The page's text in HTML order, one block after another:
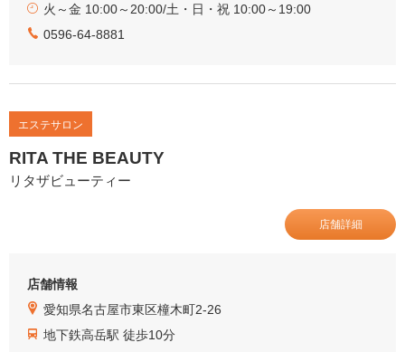
火～金 10:00～20:00/土・日・祝 10:00～19:00
0596-64-8881
エステサロン
RITA THE BEAUTY
リタザビューティー
店舗詳細
店舗情報
愛知県名古屋市東区橦木町2-26
地下鉄高岳駅 徒歩10分